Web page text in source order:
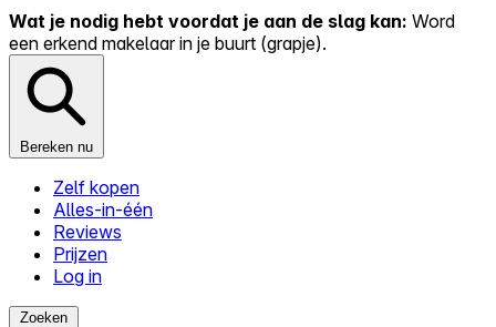
Wat je nodig hebt voordat je aan de slag kan: Word
een erkend makelaar in je buurt (grapje).
Bereken nu
Zelf kopen
Alles-in-één
Reviews
Prijzen
Log in
Zoeken